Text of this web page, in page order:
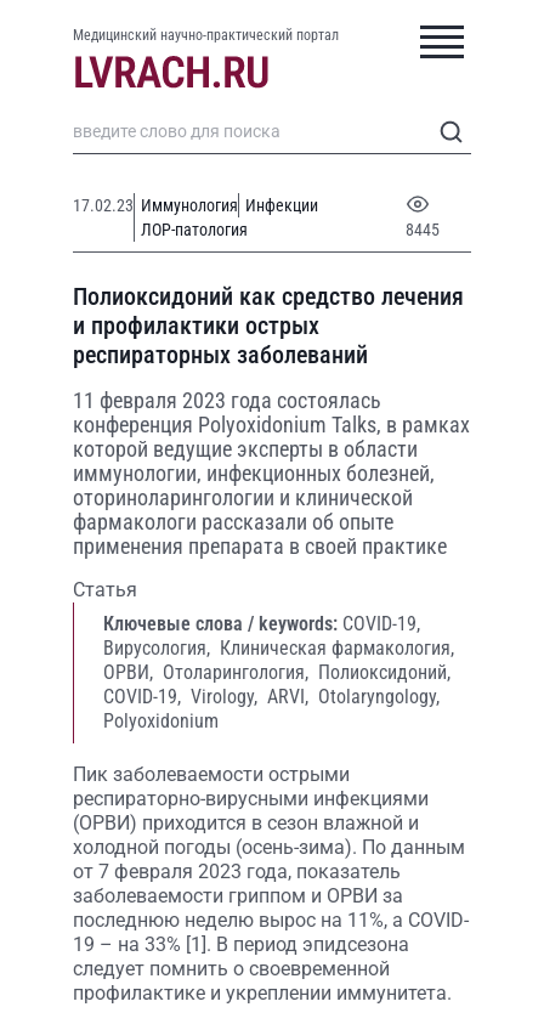
Медицинский научно-практический портал
17.02.23 Иммунология Инфекции
ЛОР-патология
8445
Полиоксидоний как средство лечения
и профилактики острых
респираторных заболеваний
11 февраля 2023 года состоялась
конференция Polyoxidonium Talks, в рамках
которой ведущие эксперты в области
иммунологии, инфекционных болезней,
оториноларингологии и клинической
фармакологи рассказали об опыте
применения препарата в своей практике
Статья
Ключевые слова / keywords: COVID-19,
Вирусология, Клиническая фармакология,
ОРВИ, Отоларингология, Полиоксидоний,
COVID-19, Virology, ARVI, Otolaryngology,
Polyoxidonium
Пик заболеваемости острыми
респираторно-вирусными инфекциями
(ОРВИ) приходится в сезон влажной и
холодной погоды (осень-зима). По данным
от 7 февраля 2023 года, показатель
заболеваемости гриппом и ОРВИ за
последнюю неделю вырос на 11%, а COVID-
19 – на 33% [1]. В период эпидсезона
следует помнить о своевременной
профилактике и укреплении иммунитета.